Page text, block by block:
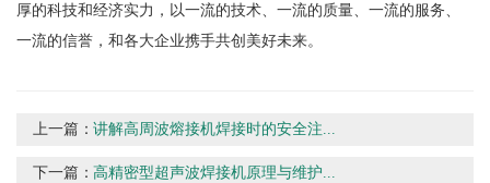
厚的科技和经济实力，以一流的技术、一流的质量、一流的服务、
一流的信誉，和各大企业携手共创美好未来。
上一篇：讲解高周波熔接机焊接时的安全注...
下一篇：高精密型超声波焊接机原理与维护...